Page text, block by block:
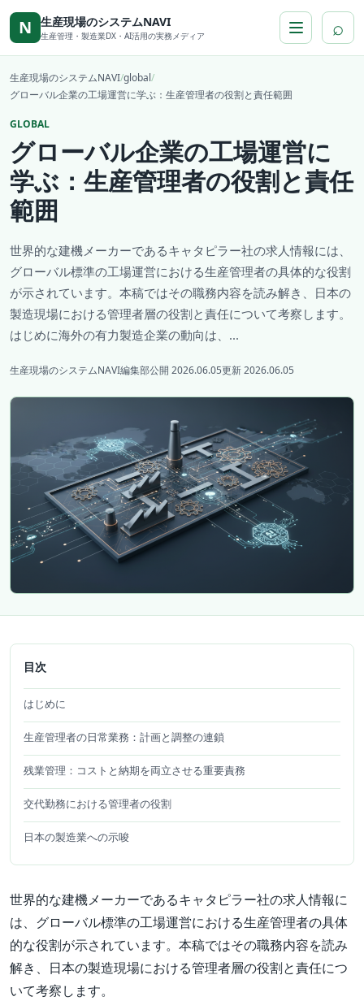
本文へ移動
N 生産現場のシステムNAVI
生産管理・製造業DX・AI活用の実務メディア ⌕
生産現場のシステムNAVI/global/
グローバル企業の工場運営に学ぶ：生産管理者の役割と責任範囲
GLOBAL
グローバル企業の工場運営に
学ぶ：生産管理者の役割と責任
範囲
世界的な建機メーカーであるキャタピラー社の求人情報には、
グローバル標準の工場運営における生産管理者の具体的な役割
が示されています。本稿ではその職務内容を読み解き、日本の
製造現場における管理者層の役割と責任について考察します。
はじめに海外の有力製造企業の動向は、...
生産現場のシステムNAVI編集部公開 2026.06.05更新 2026.06.05
目次
はじめに
生産管理者の日常業務：計画と調整の連鎖
残業管理：コストと納期を両立させる重要責務
交代勤務における管理者の役割
日本の製造業への示唆
世界的な建機メーカーであるキャタピラー社の求人情報に
は、グローバル標準の工場運営における生産管理者の具体
的な役割が示されています。本稿ではその職務内容を読み
解き、日本の製造現場における管理者層の役割と責任につ
いて考察します。